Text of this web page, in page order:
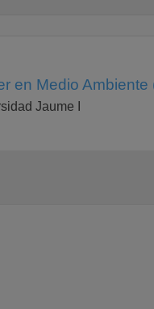
en Medio Ambiente
Jaume I